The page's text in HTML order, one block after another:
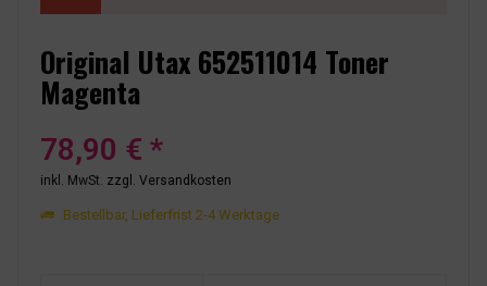
Original Utax 652511014 Toner
Magenta
78,90 € *
inkl. MwSt. zzgl. Versandkosten
Bestellbar, Lieferfrist 2-4 Werktage